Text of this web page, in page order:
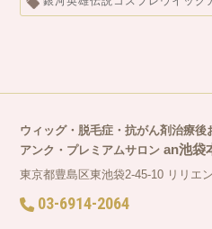
ウィッグ・脱毛症・抗がん剤治療後
アンク・プレミアムサロンan池袋
東京都豊島区東池袋2-45-10 リリエ
03-6914-2064